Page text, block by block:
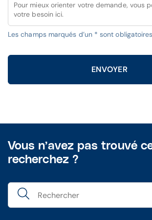
Pour mieux orienter votre demande, vous
votre besoin ici.
Les champs marqués d’un * sont obligatoires
ENVOYER
Vous n’avez pas trouvé
recherchez ?